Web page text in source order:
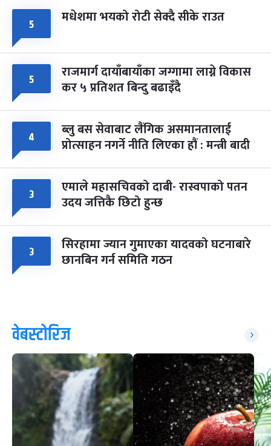
५ मधेशमा भयको रोटी सेक्दै सीके राउत
५ राजमार्ग दायाँबायाँका जग्गामा लाग्ने विकास
कर ५ प्रतिशत बिन्दु बढाइँदै
४ ब्लु बस सेवाबाट लैंगिक असमानतालाई
प्रोत्साहन नगर्ने नीति लिएका हौं : मन्त्री बादी
३ एमाले महासचिवको दाबी- रास्वपाको पतन
उदय जत्तिकै छिटो हुन्छ
३ सिरहामा ज्यान गुमाएका यादवको घटनाबारे
छानबिन गर्न समिति गठन
वेबस्टोरिज